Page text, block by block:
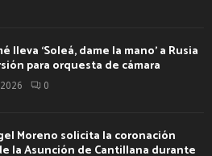
lleva ‘Soleá, dame la mano’ a Rusia
para orquesta de cámara
0
Moreno solicita la coronación
la Asunción de Cantillana durante